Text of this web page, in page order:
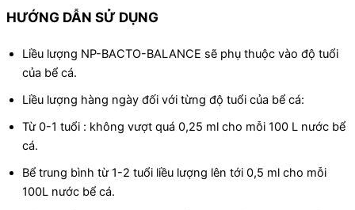
HƯỚNG DẪN SỬ DỤNG
Liều lượng NP-BACTO-BALANCE sẽ phụ thuộc vào độ tuổi
của bể cá.
Liều lượng hàng ngày đối với từng độ tuổi của bể cá:
Từ 0-1 tuổi : không vượt quá 0,25 ml cho mỗi 100 L nước bể
cá.
Bể trung bình từ 1-2 tuổi liều lượng lên tới 0,5 ml cho mỗi
100L nước bể cá.